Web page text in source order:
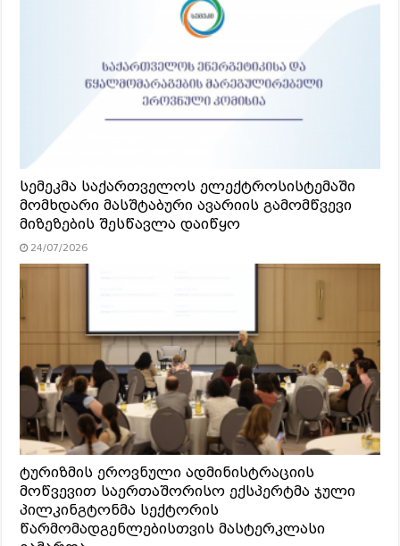
სემეკმა საქართველოს ელექტროსისტემაში
მომხდარი მასშტაბური ავარიის გამომწვევი
მიზეზების შესწავლა დაიწყო
24/07/2026
ტურიზმის ეროვნული ადმინისტრაციის
მოწვევით საერთაშორისო ექსპერტმა ჯული
პილკინგტონმა სექტორის
წარმომადგენლებისთვის მასტერკლასი